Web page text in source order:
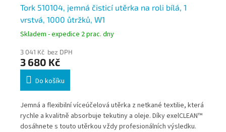
Tork 510104, jemná čisticí utěrka na roli bílá, 1
vrstvá, 1000 ůtržků, W1
Skladem - expedice 2 prac. dny
3 041 Kč bez DPH
3 680 Kč
Do košíku
Jemná a flexibilní víceúčelová utěrka z netkané textilie, která
rychle a kvalitně absorbuje tekutiny a oleje. Díky exelCLEAN™
dosáhnete s touto utěrkou vždy profesionálních výsledku.